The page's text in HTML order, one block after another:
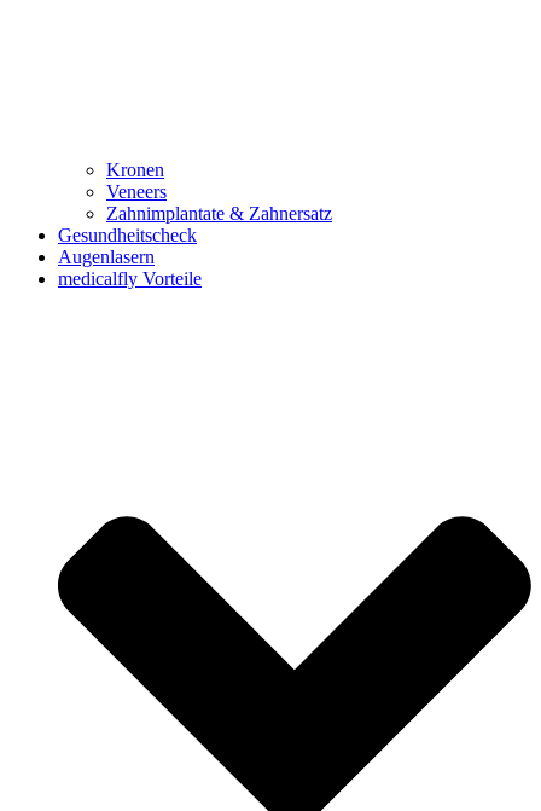
Kronen
Veneers
Zahnimplantate & Zahnersatz
Gesundheitscheck
Augenlasern
medicalfly Vorteile